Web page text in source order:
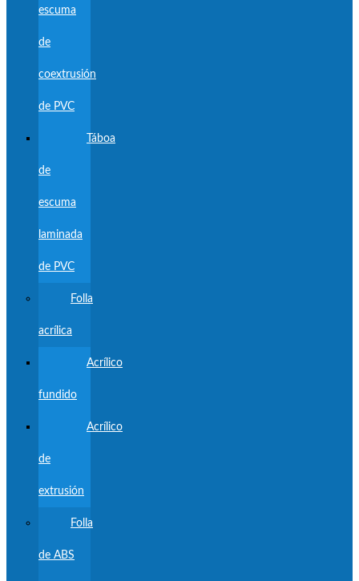
escuma
de
coextrusión
de PVC
Táboa
de
escuma
laminada
de PVC
Folla
acrílica
Acrílico
fundido
Acrílico
de
extrusión
Folla
de ABS